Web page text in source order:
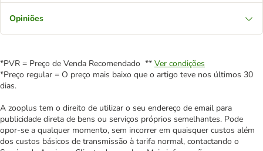
Opiniões
*PVR = Preço de Venda Recomendado ** Ver condições
*Preço regular = O preço mais baixo que o artigo teve nos últimos 30
dias.
A zooplus tem o direito de utilizar o seu endereço de email para
publicidade direta de bens ou serviços próprios semelhantes. Pode
opor-se a qualquer momento, sem incorrer em quaisquer custos além
dos custos básicos de transmissão à tarifa normal, contactando o